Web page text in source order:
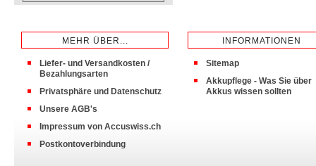
MEHR ÜBER...
Liefer- und Versandkosten /
Bezahlungsarten
Privatsphäre und Datenschutz
Unsere AGB's
Impressum von Accuswiss.ch
Postkontoverbindung
INFORMATIONEN
Sitemap
Akkupflege - Was Sie über
Akkus wissen sollten